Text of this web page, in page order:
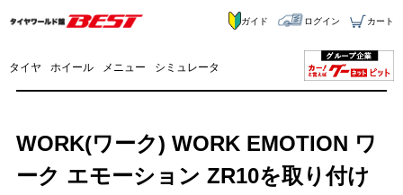
タイヤ ホイール メニュー シミュレータ
ガイド ログイン カート
WORK(ワーク) WORK EMOTION ワ
ーク エモーション ZR10を取り付け